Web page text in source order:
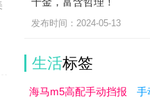
发布时间：2024-05-13
生活标签
海马m5高配手动挡报
手